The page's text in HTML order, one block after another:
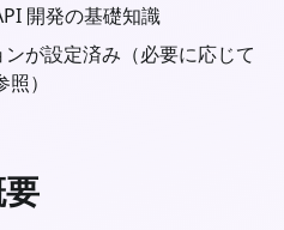
開発の基礎知識
が設定済み（必要に応じて
照）